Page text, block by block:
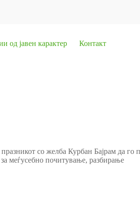
од јавен карактер Контакт
со желба Курбан Бајрам да го
меѓусебно почитување, разбирање